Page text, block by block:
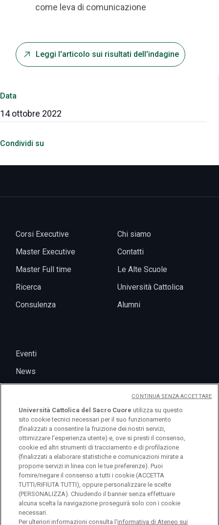
Data
14 ottobre 2022
Condividi su
come leva di comunicazione
Leggi l'articolo sui risultati dell'indagine
Corsi Executive
Master Executive
Master Full time
Ricerca
Consulenza
Chi siamo
Contatti
Le Alte Scuole
Università Cattolica
Alumni
Eventi
News
logo UC
© Università Cattolica del Sacro Cuore Largo A.
Gemelli 1, 20123 Milano PI 02133120150
Università Cattolica del Sacro Cuore utilizza su questo
sito cookie tecnici necessari per il suo funzionamento
(finalizzati a consentire la fruizione dei nostri servizi,
ottimizzare l'esperienza utente) e, ove si presti il consenso,
cookie ed altri strumenti di tracciamento e di profilazione
(finalizzati a elaborare statistiche e comunicazioni mirate a
proporre servizi in linea con le tue preferenze). Puoi
fornire/negare il consenso a tutti i cookie (ACCETTA
TUTTI/RIFIUTA TUTTI), oppure personalizzare le scelte
(PERSONALIZZA). Chiudendo il banner senza effettuare
alcuna scelta la navigazione proseguirà solo con i cookie
necessari.
Per ulteriori informazioni consulta l'informativa di Ateneo sui
CONTINUA SENZA ACCETTARE